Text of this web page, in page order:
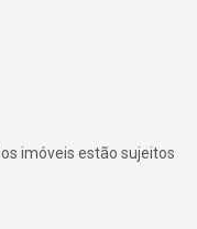
imóveis estão sujeitos